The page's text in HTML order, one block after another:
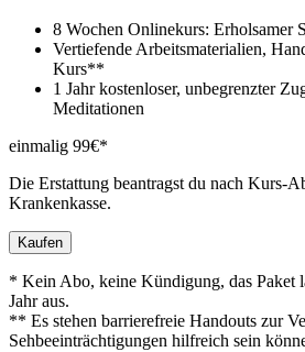
8 Wochen Onlinekurs: Erholsamer
Vertiefende Arbeitsmaterialien,
Kurs**
1 Jahr kostenloser, unbegrenzter
Meditationen
einmalig 99€*
Die Erstattung beantragst du nach Kurs-
Krankenkasse.
Kaufen
* Kein Abo, keine Kündigung, das Paket
Jahr aus.
** Es stehen barrierefreie Handouts zur
Sehbeeinträchtigungen hilfreich sein